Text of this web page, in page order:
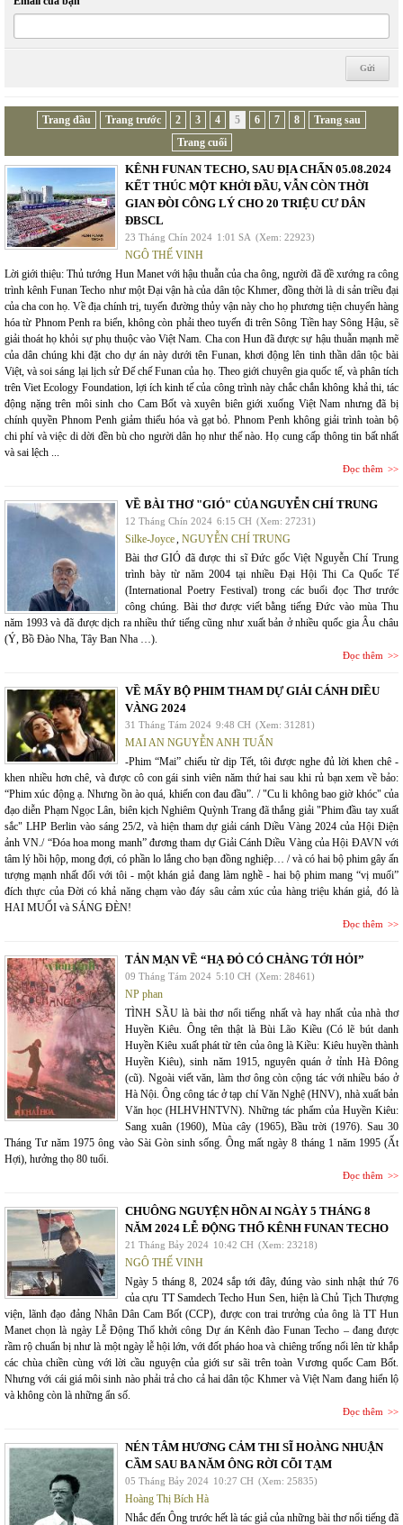
Trang đầu Trang trước 2 3 4 5 6 7 8
Trang sau
Trang cuối
KÊNH FUNAN TECHO, SAU ĐỊA CHẤN 05.08.2024
KẾT THÚC MỘT KHỞI ĐẦU, VẪN CÒN THỜI
GIAN ĐÒI CÔNG LÝ CHO 20 TRIỆU CƯ DÂN
ĐBSCL
23 Tháng Chín 2024 1:01 SA (Xem: 22923)
NGÔ THẾ VINH
Lời giới thiệu: Thủ tướng Hun Manet với hậu thuẫn của cha ông, người đã đề xướng ra công
trình kênh Funan Techo như một Đại vận hà của dân tộc Khmer, đồng thời là di sản triều đại
của cha con họ. Về địa chính trị, tuyến đường thủy vận này cho họ phương tiện chuyển hàng
hóa từ Phnom Penh ra biển, không còn phải theo tuyến đi trên Sông Tiền hay Sông Hậu, sẽ
giải thoát họ khỏi sự phụ thuộc vào Việt Nam. Cha con Hun đã được sự hậu thuẫn mạnh mẽ
của dân chúng khi đặt cho dự án này dưới tên Funan, khơi động lên tinh thần dân tộc bài
Việt, và soi sáng lại lịch sử Đế chế Funan của họ. Theo giới chuyên gia quốc tế, và phân tích
trên Viet Ecology Foundation, lợi ích kinh tế của công trình này chắc chắn không khả thi, tác
động nặng trên môi sinh cho Cam Bốt và xuyên biên giới xuống Việt Nam nhưng đã bị
chính quyền Phnom Penh giảm thiểu hóa và gạt bỏ. Phnom Penh không giải trình toàn bộ
chi phí và việc di dời đền bù cho người dân họ như thế nào. Họ cung cấp thông tin bất nhất
và sai lệch ...
Đọc thêm
VỀ BÀI THƠ "GIÓ" CỦA NGUYỄN CHÍ TRUNG
12 Tháng Chín 2024 6:15 CH (Xem: 27231)
Silke-Joyce, NGUYỄN CHÍ TRUNG
Bài thơ GIÓ đã được thi sĩ Đức gốc Việt Nguyễn Chí Trung
trình bày từ năm 2004 tại nhiều Đại Hội Thi Ca Quốc Tế
(International Poetry Festival) trong các buổi đọc Thơ trước
công chúng. Bài thơ được viết bằng tiếng Đức vào mùa Thu
năm 1993 và đã được dịch ra nhiều thứ tiếng cũng như xuất bản ở nhiều quốc gia Âu châu
(Ý, Bồ Đào Nha, Tây Ban Nha …).
Đọc thêm
VỀ MẤY BỘ PHIM THAM DỰ GIẢI CÁNH DIỀU
VÀNG 2024
31 Tháng Tám 2024 9:48 CH (Xem: 31281)
MAI AN NGUYỄN ANH TUẤN
-Phim “Mai” chiếu từ dịp Tết, tôi được nghe đủ lời khen chê -
khen nhiều hơn chê, và được cô con gái sinh viên năm thứ hai sau khi rủ bạn xem về bảo:
“Phim xúc động ạ. Nhưng ồn ào quá, khiến con đau đầu”. / "Cu li không bao giờ khóc" của
đạo diễn Phạm Ngọc Lân, biên kịch Nghiêm Quỳnh Trang đã thắng giải "Phim đầu tay xuất
sắc" LHP Berlin vào sáng 25/2, và hiện tham dự giải cánh Diều Vàng 2024 của Hội Điện
ảnh VN./ “Đóa hoa mong manh” đương tham dự Giải Cánh Diều Vàng của Hội ĐAVN với
tâm lý hồi hộp, mong đợi, có phần lo lắng cho bạn đồng nghiệp… / và có hai bộ phim gây ấn
tượng mạnh nhất đối với tôi - một khán giả đang làm nghề - hai bộ phim mang “vị muối”
đích thực của Đời có khả năng chạm vào đáy sâu cảm xúc của hàng triệu khán giả, đó là
HAI MUỐI và SÁNG ĐÈN!
Đọc thêm
TẢN MẠN VỀ “HẠ ĐỎ CÓ CHÀNG TỚI HỎI”
09 Tháng Tám 2024 5:10 CH (Xem: 28461)
NP phan
TÌNH SẦU là bài thơ nổi tiếng nhất và hay nhất của nhà thơ
Huyền Kiêu. Ông tên thật là Bùi Lão Kiều (Có lẽ bút danh
Huyền Kiêu xuất phát từ tên của ông là Kiều: Kiêu huyền thành
Huyền Kiêu), sinh năm 1915, nguyên quán ở tỉnh Hà Đông
(cũ). Ngoài viết văn, làm thơ ông còn cộng tác với nhiều báo ở
Hà Nội. Ông công tác ở tạp chí Văn Nghệ (HNV), nhà xuất bản
Văn học (HLHVHNTVN). Những tác phẩm của Huyền Kiêu:
Sang xuân (1960), Mùa cây (1965), Bầu trời (1976). Sau 30
Tháng Tư năm 1975 ông vào Sài Gòn sinh sống. Ông mất ngày 8 tháng 1 năm 1995 (Ất
Hợi), hưởng thọ 80 tuổi.
Đọc thêm
CHUÔNG NGUYỆN HỒN AI NGÀY 5 THÁNG 8
NĂM 2024 LỄ ĐỘNG THỔ KÊNH FUNAN TECHO
21 Tháng Bảy 2024 10:42 CH (Xem: 23218)
NGÔ THẾ VINH
Ngày 5 tháng 8, 2024 sắp tới đây, đúng vào sinh nhật thứ 76
của cựu TT Samdech Techo Hun Sen, hiện là Chủ Tịch Thượng
viện, lãnh đạo đảng Nhân Dân Cam Bốt (CCP), được con trai trưởng của ông là TT Hun
Manet chọn là ngày Lễ Động Thổ khởi công Dự án Kênh đào Funan Techo – đang được
rầm rộ chuẩn bị như là một ngày lễ hội lớn, với đốt pháo hoa và chiêng trống nổi lên từ khắp
các chùa chiền cùng với lời cầu nguyện của giới sư sãi trên toàn Vương quốc Cam Bốt.
Nhưng với cái giá môi sinh nào phải trả cho cả hai dân tộc Khmer và Việt Nam đang hiển lộ
và không còn là những ẩn số.
Đọc thêm
NÉN TÂM HƯƠNG CẢM THI SĨ HOÀNG NHUẬN
CẦM SAU BA NĂM ÔNG RỜI CÕI TẠM
05 Tháng Bảy 2024 10:27 CH (Xem: 25835)
Hoàng Thị Bích Hà
Nhắc đến Ông trước hết là tác giả của những bài thơ nổi tiếng đã